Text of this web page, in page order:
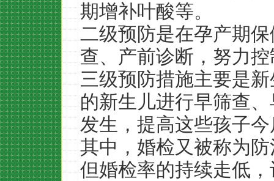
期增补叶酸等。
二级预防是在孕产期
查、产前诊断，努力
三级预防措施主要是
的新生儿进行早筛查
发生，提高这些孩子
其中，婚检又被称为
但婚检率的持续走低